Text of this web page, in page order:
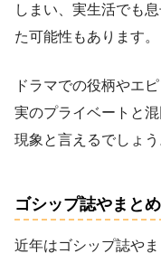
しまい、実生活でも
た可能性もあります。
ドラマでの役柄やエ
実のプライベートと
現象と言えるでしょう
ゴシップ誌やまと
近年はゴシップ誌や